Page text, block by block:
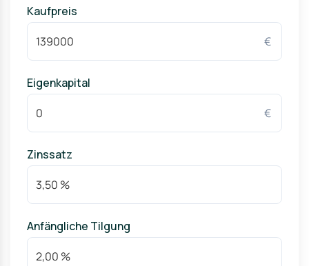
Kaufpreis
€
Eigenkapital
€
Zinssatz
Anfängliche Tilgung